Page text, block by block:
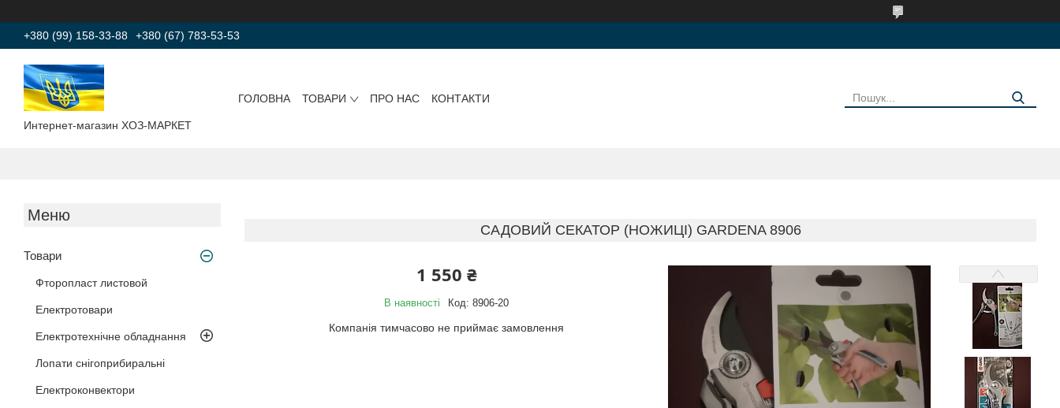
+380 (99) 158-33-88 +380 (67) 783-53-53
Интернет-магазин ХОЗ-МАРКЕТ
ГОЛОВНА ТОВАРИ ПРО НАС КОНТАКТИ
Товари
Фторопласт листовой
Електротовари
Електротехнічне обладнання
Лопати снігоприбиральні
Електроконвектори
САДОВИЙ СЕКАТОР (НОЖИЦІ) GARDENA 8906
1 550 ₴
В наявності Код: 8906-20
Компанія тимчасово не приймає замовлення